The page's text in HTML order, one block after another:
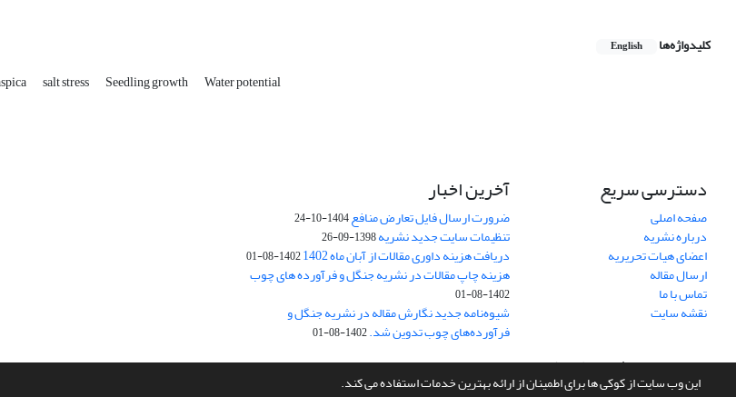
این وب سایت از کوکی ها برای اطمینان از ارائه بهترین خدمات استفاده می کند.
کلیدواژه‌ها English
salt stress Seedling growth Water potential
دسترسی سریع
صفحه اصلی
درباره نشریه
اعضای هیات تحریریه
ارسال مقاله
تماس با ما
نقشه سایت
آخرین اخبار
ضرورت ارسال فایل تعارض منافع1404-10-24
تنظیمات سایت جدید نشریه1398-09-26
دریافت هزینه داوری مقالات از آبان ماه 1402 1402-08-01
هزینه چاپ مقالات در نشریه جنگل و فرآورده های چوب
1402-08-01
شیوه‌نامه جدید نگارش مقاله در نشریه جنگل و
فرآورده‌های چوب تدوین شد.1402-08-01
سامانه مدیریت نشریات علمی.طراحی و پیاده سازی ازسیناوب